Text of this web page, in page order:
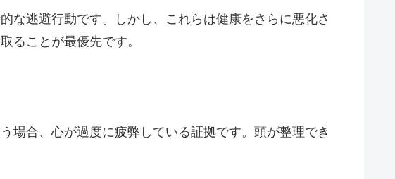
な逃避行動です。しかし、これらは健康をさらに悪化さ
ることが最優先です。
場合、心が過度に疲弊している証拠です。頭が整理でき